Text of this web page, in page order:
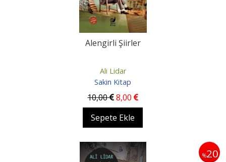
Alengirli Şiirler
Ali Lidar
Sakin Kitap
10,00 8,00
Sepete Ekle
%20